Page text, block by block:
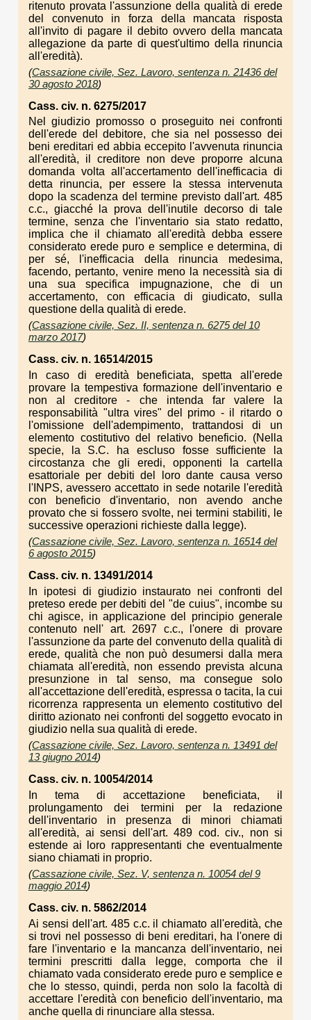
ritenuto provata l'assunzione della qualità di erede
del convenuto in forza della mancata risposta
all'invito di pagare il debito ovvero della mancata
allegazione da parte di quest'ultimo della rinuncia
all'eredità).
(Cassazione civile, Sez. Lavoro, sentenza n. 21436 del
30 agosto 2018)
Cass. civ. n. 6275/2017
Nel giudizio promosso o proseguito nei confronti
dell'erede del debitore, che sia nel possesso dei
beni ereditari ed abbia eccepito l'avvenuta rinuncia
all'eredità, il creditore non deve proporre alcuna
domanda volta all'accertamento dell'inefficacia di
detta rinuncia, per essere la stessa intervenuta
dopo la scadenza del termine previsto dall'art. 485
c.c., giacché la prova dell'inutile decorso di tale
termine, senza che l'inventario sia stato redatto,
implica che il chiamato all'eredità debba essere
considerato erede puro e semplice e determina, di
per sé, l'inefficacia della rinuncia medesima,
facendo, pertanto, venire meno la necessità sia di
una sua specifica impugnazione, che di un
accertamento, con efficacia di giudicato, sulla
questione della qualità di erede.
(Cassazione civile, Sez. II, sentenza n. 6275 del 10
marzo 2017)
Cass. civ. n. 16514/2015
In caso di eredità beneficiata, spetta all'erede
provare la tempestiva formazione dell'inventario e
non al creditore - che intenda far valere la
responsabilità "ultra vires" del primo - il ritardo o
l'omissione dell'adempimento, trattandosi di un
elemento costitutivo del relativo beneficio. (Nella
specie, la S.C. ha escluso fosse sufficiente la
circostanza che gli eredi, opponenti la cartella
esattoriale per debiti del loro dante causa verso
l'INPS, avessero accettato in sede notarile l'eredità
con beneficio d'inventario, non avendo anche
provato che si fossero svolte, nei termini stabiliti, le
successive operazioni richieste dalla legge).
(Cassazione civile, Sez. Lavoro, sentenza n. 16514 del
6 agosto 2015)
Cass. civ. n. 13491/2014
In ipotesi di giudizio instaurato nei confronti del
preteso erede per debiti del "de cuius", incombe su
chi agisce, in applicazione del principio generale
contenuto nell' art. 2697 c.c., l'onere di provare
l'assunzione da parte del convenuto della qualità di
erede, qualità che non può desumersi dalla mera
chiamata all'eredità, non essendo prevista alcuna
presunzione in tal senso, ma consegue solo
all'accettazione dell'eredità, espressa o tacita, la cui
ricorrenza rappresenta un elemento costitutivo del
diritto azionato nei confronti del soggetto evocato in
giudizio nella sua qualità di erede.
(Cassazione civile, Sez. Lavoro, sentenza n. 13491 del
13 giugno 2014)
Cass. civ. n. 10054/2014
In tema di accettazione beneficiata, il
prolungamento dei termini per la redazione
dell'inventario in presenza di minori chiamati
all'eredità, ai sensi dell'art. 489 cod. civ., non si
estende ai loro rappresentanti che eventualmente
siano chiamati in proprio.
(Cassazione civile, Sez. V, sentenza n. 10054 del 9
maggio 2014)
Cass. civ. n. 5862/2014
Ai sensi dell'art. 485 c.c. il chiamato all'eredità, che
si trovi nel possesso di beni ereditari, ha l'onere di
fare l'inventario e la mancanza dell'inventario, nei
termini prescritti dalla legge, comporta che il
chiamato vada considerato erede puro e semplice e
che lo stesso, quindi, perda non solo la facoltà di
accettare l'eredità con beneficio dell'inventario, ma
anche quella di rinunciare alla stessa.